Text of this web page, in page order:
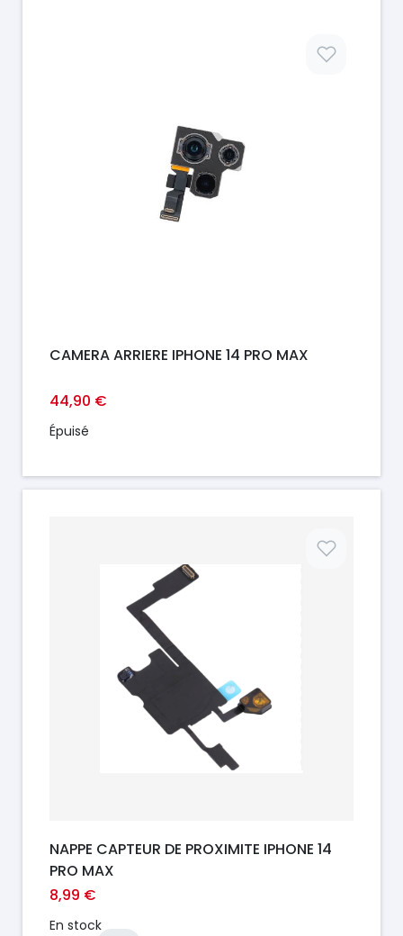
CAMERA ARRIERE IPHONE 14 PRO MAX
44,90 €
Épuisé
NAPPE CAPTEUR DE PROXIMITE IPHONE 14
PRO MAX
8,99 €
En stock